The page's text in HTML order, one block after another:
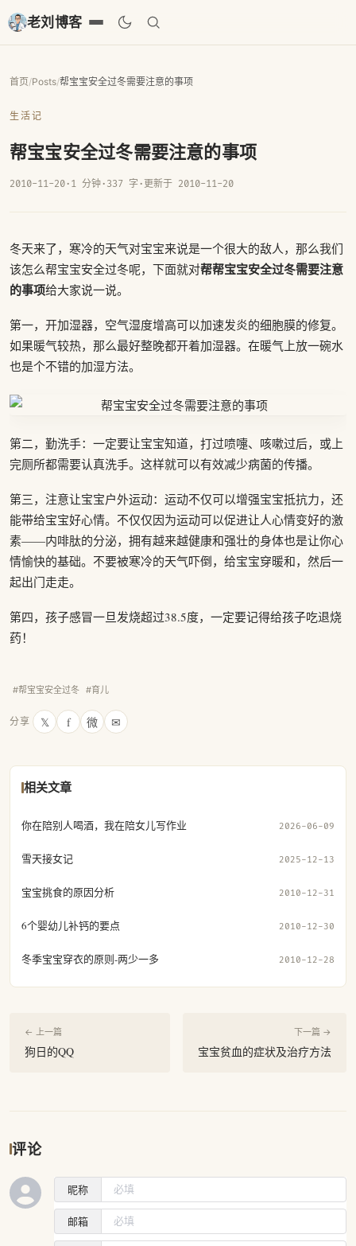
老刘博客
首页/Posts/帮宝宝安全过冬需要注意的事项
生活记
帮宝宝安全过冬需要注意的事项
2010-11-20· 1 分钟· 337 字 · 更新于 2010-11-20
冬天来了，寒冷的天气对宝宝来说是一个很大的敌人，那么我们
该怎么帮宝宝安全过冬呢，下面就对帮帮宝宝安全过冬需要注意
的事项给大家说一说。
第一，开加湿器，空气湿度增高可以加速发炎的细胞膜的修复。
如果暖气较热，那么最好整晚都开着加湿器。在暖气上放一碗水
也是个不错的加湿方法。
第二，勤洗手：一定要让宝宝知道，打过喷嚏、咳嗽过后，或上
完厕所都需要认真洗手。这样就可以有效减少病菌的传播。
第三，注意让宝宝户外运动：运动不仅可以增强宝宝抵抗力，还
能带给宝宝好心情。不仅仅因为运动可以促进让人心情变好的激
素——内啡肽的分泌，拥有越来越健康和强壮的身体也是让你心
情愉快的基础。不要被寒冷的天气吓倒，给宝宝穿暖和，然后一
起出门走走。
第四，孩子感冒一旦发烧超过38.5度，一定要记得给孩子吃退烧
药！
#帮宝宝安全过冬 #育儿
分享 𝕏 f 微 ✉
相关文章
你在陪别人喝酒，我在陪女儿写作业 2026-06-09
雪天接女记 2025-12-13
宝宝挑食的原因分析 2010-12-31
6个婴幼儿补钙的要点 2010-12-30
冬季宝宝穿衣的原则-两少一多 2010-12-28
← 上一篇
狗日的QQ
下一篇 →
宝宝贫血的症状及治疗方法
评论
昵称
邮箱